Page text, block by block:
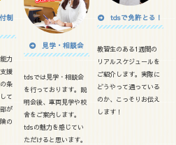
制
力
援
条
て
が
の
見学・相談会
tdsでは見学・相談会
を行っております。説
明会後、車両見学や校
舎をご案内します。
tdsの魅力を感じてい
ただけると思います。
tdsで免許とる！
教習生のある1週間の
リアルスケジュールを
ご紹介します。実際に
どうやって通っている
のか、こっそりお伝え
します！